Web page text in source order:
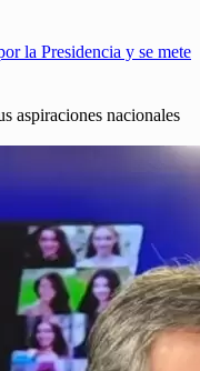
la Presidencia y se mete
aspiraciones nacionales